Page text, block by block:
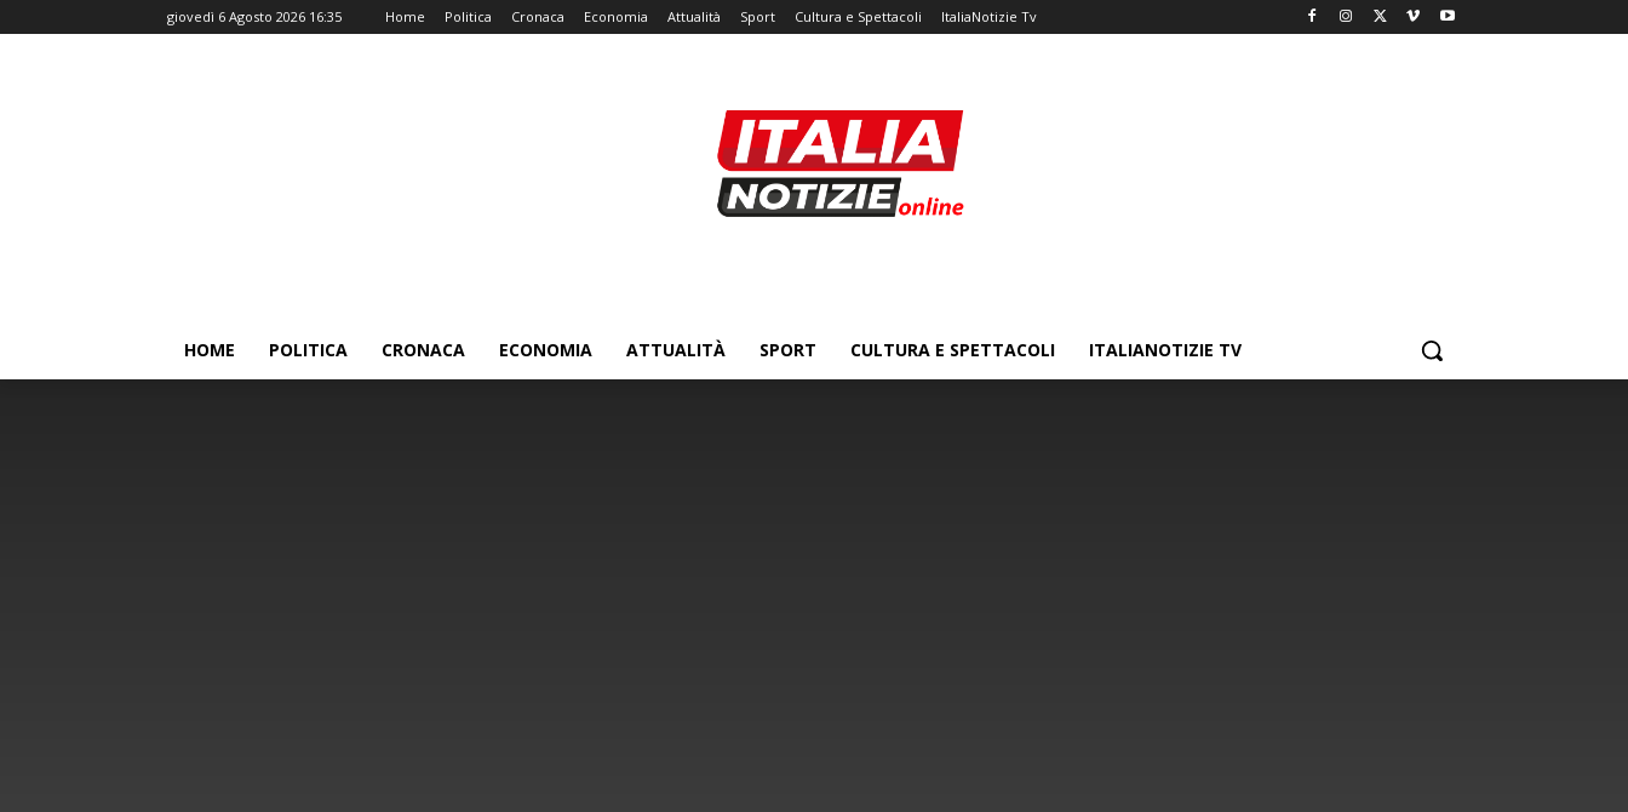
giovedì 6 Agosto 2026 16:35 Home Politica Cronaca Economia Attualità Sport Cultura e Spettacoli ItaliaNotizie Tv
HOME POLITICA CRONACA ECONOMIA ATTUALITÀ SPORT CULTURA E SPETTACOLI ITALIANOTIZIE TV